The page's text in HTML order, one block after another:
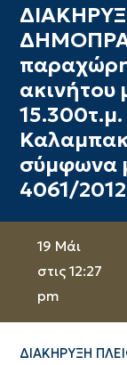
ακινήτου
σύμφωνα
4061/2012
19 Μάι
στις 12:27
pm
ΔΙΑΚΗΡΥΞΗ